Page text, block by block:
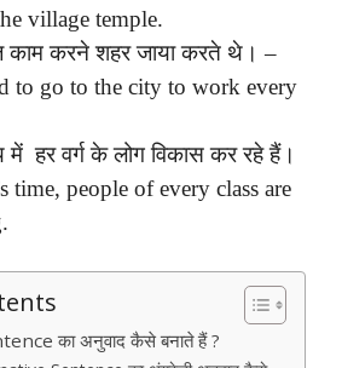
village temple.
काम करने शहर जाया करते थे। –
to go to the city to work every
हर वर्ग के लोग विकास कर रहे हैं।
time, people of every class are
का अनुवाद कैसे बनाते हैं ?